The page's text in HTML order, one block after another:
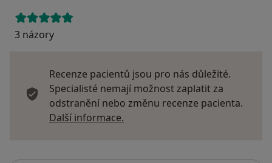
3 názory
Recenze pacientů jsou pro nás důležité.
Specialisté nemají možnost zaplatit za
odstranění nebo změnu recenze pacienta.
Další informace.